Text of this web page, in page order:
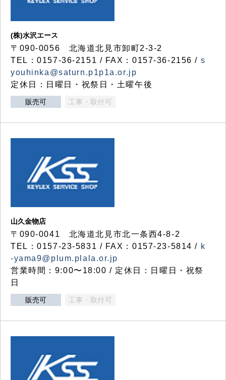
(株)水沢エース
〒090-0056 北海道北見市卸町2-3-2
TEL：0157-36-2151 / FAX：0157-36-2156 / s
youhinka@saturn.p1p1a.or.jp
定休日：日曜日・祝祭日・土曜午後
販売可 工事・取付可
山久金物店
〒090-0041 北海道北見市北一条西4-8-2
TEL：0157-23-5831 / FAX：0157-23-5814 / k
-yama9@plum.plala.or.jp
営業時間：9:00〜18:00 / 定休日：日曜日・祝祭
日
販売可 工事・取付可